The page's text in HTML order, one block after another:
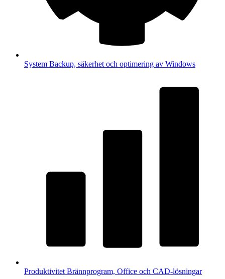
System Backup, säkerhet och optimering av Windows
Produktivitet Brännprogram, Office och CAD-lösningar